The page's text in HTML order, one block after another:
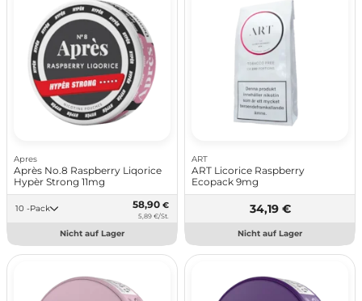
Apres
Après No.8 Raspberry Liqorice
Hypèr Strong 11mg
10 -Pack 58,90 €
5,89 €/St.
Nicht auf Lager
ART
ART Licorice Raspberry
Ecopack 9mg
34,19 €
Nicht auf Lager